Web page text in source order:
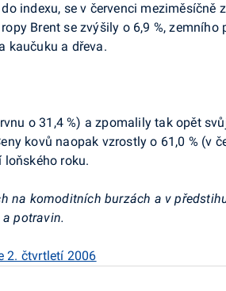
indexu, se v červenci meziměsíčně
Brent se zvýšily o 6,9 %, zemního
kaučuku a dřeva.
o 31,4 %) a zpomalily tak opět
kovů naopak vzrostly o 61,0 % (v
loňského roku.
na komoditních burzách a v
potravin.
2. čtvrtletí 2006